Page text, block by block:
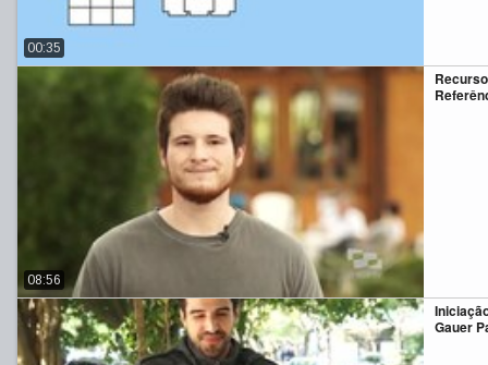
00:35
08:56
Gauer